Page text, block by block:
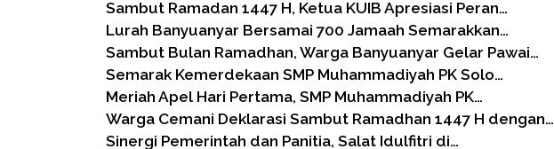
Sambut Ramadan 1447 H, Ketua KUIB Apresiasi Peran…
Lurah Banyuanyar Bersamai 700 Jamaah Semarakkan…
Sambut Bulan Ramadhan, Warga Banyuanyar Gelar Pawai…
Semarak Kemerdekaan SMP Muhammadiyah PK Solo…
Meriah Apel Hari Pertama, SMP Muhammadiyah PK…
Warga Cemani Deklarasi Sambut Ramadhan 1447 H dengan…
Sinergi Pemerintah dan Panitia, Salat Idulfitri di…